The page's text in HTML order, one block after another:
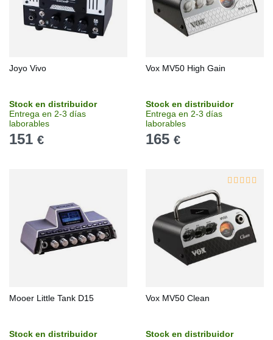
Joyo Vivo
Stock en distribuidor
Entrega en 2-3 días
laborables
151 €
Vox MV50 High Gain
Stock en distribuidor
Entrega en 2-3 días
laborables
165 €
Mooer Little Tank D15
Stock en distribuidor
Vox MV50 Clean
Stock en distribuidor